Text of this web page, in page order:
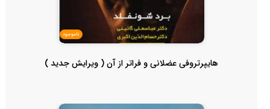
ناموجود
هایپرتروفی عضلانی و فراتر از آن ( ویرایش جدید )